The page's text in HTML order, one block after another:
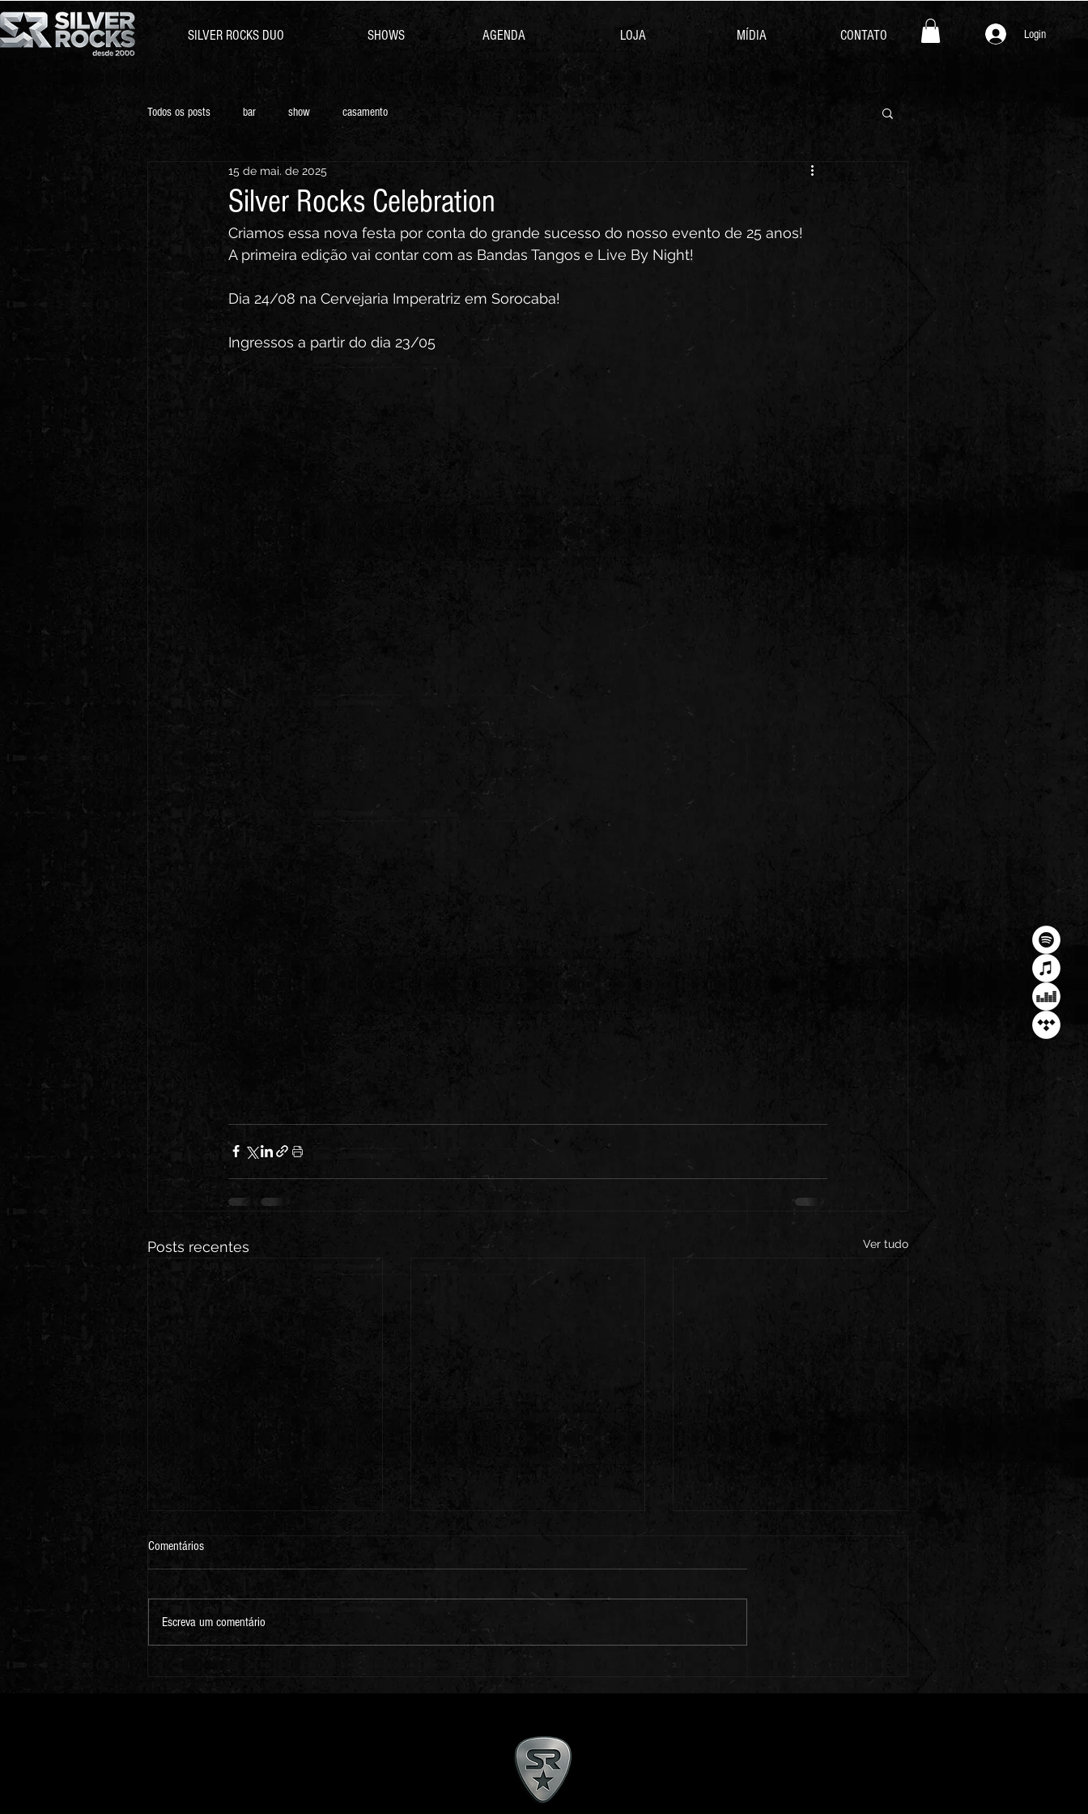
SILVER ROCKS DUO SHOWS AGENDA LOJA MÍDIA CONTATO Login
Todos os posts bar show casamento
Silver Rocks Celebration
15 de mai. de 2025
Criamos essa nova festa por conta do grande sucesso do nosso evento de 25 anos!
A primeira edição vai contar com as Bandas Tangos e Live By Night!
Dia 24/08 na Cervejaria Imperatriz em Sorocaba!
Ingressos a partir do dia 23/05
Posts recentes Ver tudo
Marcar Shows Pop Rock Online para
Seu Evento
Silver Rocks Celebration (1a Edição)
Comentários
Escreva um comentário